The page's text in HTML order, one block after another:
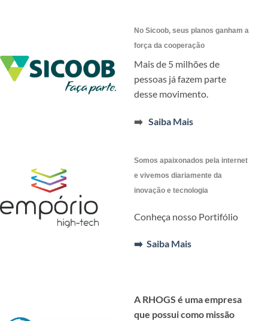
No Sicoob, seus planos ganham a
força da cooperação
Mais de 5 milhões de
pessoas já fazem parte
desse movimento.
➡️ Saiba Mais
Somos apaixonados pela internet
e vivemos diariamente da
inovação e tecnologia
Conheça nosso Portifólio
➡️ Saiba Mais
A RHOGS é uma empresa
que possui como missão